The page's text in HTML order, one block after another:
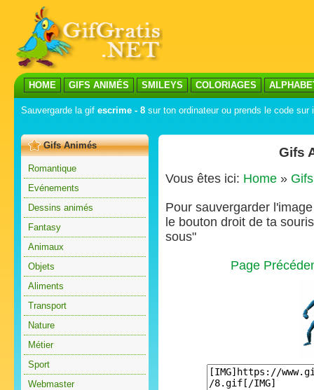
HOME GIFS ANIMÉS SMILEYS COLORIAGES
Sauvergarde la gif escrime - 8 sur ton ordinateur ou prends le code sur
Gifs Animés
Romantique
Evénements
Dessins animés
Fantasy
Animaux
Objets
Aliments
Transport
Nature
Métier
Sport
Webmaster
Gifs
Vous êtes ici: Home »
Pour sauvergarder
le bouton droit de ta
sous"
Page